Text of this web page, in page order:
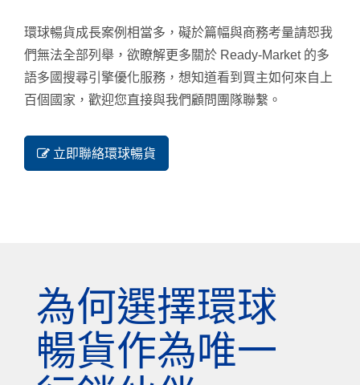
環球暢貨成長案例相當多，礙於篇幅與商務考量請恕我
們無法全部列舉，欲瞭解更多關於 Ready-Market 的多
語多國搜尋引擎優化服務，想知道看到買主如何來自上
百個國家，歡迎您直接與我們顧問團隊聯繫。
立即聯絡環球暢貨
為何選擇環球
暢貨作為唯一